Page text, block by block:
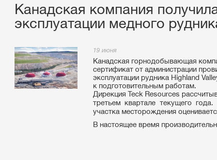
Канадская компания
эксплуатации медного
19 июня
Канадская горнодобывающая
сертификат от администрации
эксплуатации рудника Highland
к подготовительным работам.
Дирекция Teck Resources
третьем квартале текущего
участка месторождения
В настоящее время